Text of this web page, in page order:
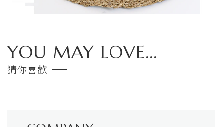
YOU MAY LOVE...
猜你喜歡